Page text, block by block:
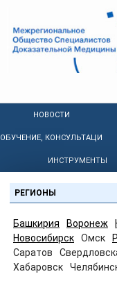
НОВОСТИ
ОБУЧЕНИЕ, КОНСУЛЬТАЦИИ
ИНСТРУМЕНТЫ
РЕГИОНЫ
Башкирия Воронеж
Новосибирск
Омск
Саратов
Хабаровск